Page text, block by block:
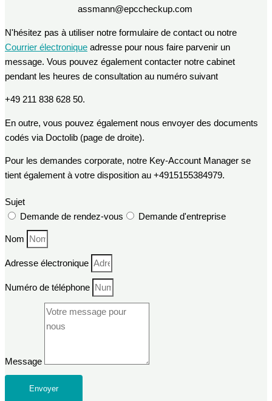
assmann@epccheckup.com
N'hésitez pas à utiliser notre formulaire de contact ou notre
Courrier électronique adresse pour nous faire parvenir un
message. Vous pouvez également contacter notre cabinet
pendant les heures de consultation au numéro suivant
+49 211 838 628 50.
En outre, vous pouvez également nous envoyer des documents
codés via Doctolib (page de droite).
Pour les demandes corporate, notre Key-Account Manager se
tient également à votre disposition au +4915155384979.
Sujet
Demande de rendez-vous
Demande d'entreprise
Nom
Adresse électronique
Numéro de téléphone
Message
Envoyer